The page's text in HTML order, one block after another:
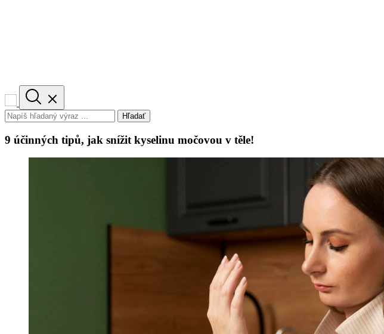
Hľadať
9 účinných tipů, jak snížit kyselinu močovou v těle!